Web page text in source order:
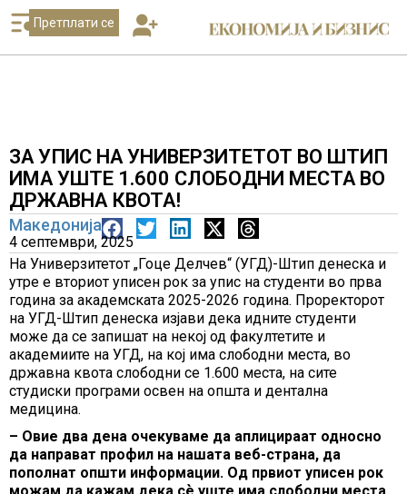
Претплати се
ЗА УПИС НА УНИВЕРЗИТЕТОТ ВО ШТИП
ИМА УШТЕ 1.600 СЛОБОДНИ МЕСТА ВО
ДРЖАВНА КВОТА!
Македонија
4 септември, 2025
На Универзитетот „Гоце Делчев“ (УГД)-Штип денеска и
утре е вториот уписен рок за упис на студенти во прва
година за академската 2025-2026 година. Проректорот
на УГД-Штип денеска изјави дека идните студенти
може да се запишат на некој од факултетите и
академиите на УГД, на кој има слободни места, во
државна квота слободни се 1.600 места, на сите
студиски програми освен на општа и дентална
медицина.
– Овие два дена очекуваме да аплицираат односно
да направат профил на нашата веб-страна, да
пополнат општи информации. Од првиот уписен рок